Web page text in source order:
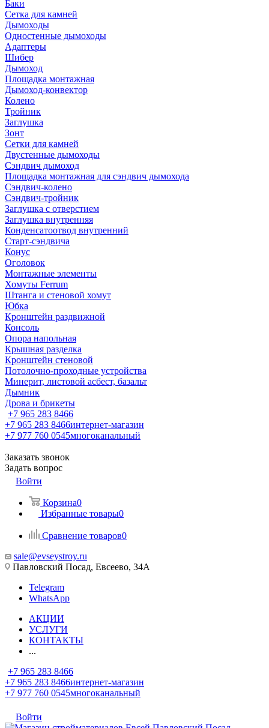
Баки
Сетка для камней
Дымоходы
Одностенные дымоходы
Адаптеры
Шибер
Дымоход
Площадка монтажная
Дымоход-конвектор
Колено
Тройник
Заглушка
Зонт
Сетки для камней
Двустенные дымоходы
Сэндвич дымоход
Площадка монтажная для сэндвич дымохода
Сэндвич-колено
Сэндвич-тройник
Заглушка с отверстием
Заглушка внутренняя
Конденсатоотвод внутренний
Старт-сэндвича
Конус
Оголовок
Монтажные элементы
Хомуты Ferrum
Штанга и стеновой хомут
Юбка
Кронштейн раздвижной
Консоль
Опора напольная
Крышная разделка
Кронштейн стеновой
Потолочно-проходные устройства
Минерит, листовой асбест, базальт
Дымник
Дрова и брикеты
+7 965 283 8466
+7 965 283 8466интернет-магазин
+7 977 760 0545многоканальный
Заказать звонок
Задать вопрос
Войти
Корзина0
Избранные товары0
Сравнение товаров0
sale@evseystroy.ru
Павловский Посад, Евсеево, 34А
Telegram
WhatsApp
АКЦИИ
УСЛУГИ
КОНТАКТЫ
...
+7 965 283 8466
+7 965 283 8466интернет-магазин
+7 977 760 0545многоканальный
Войти